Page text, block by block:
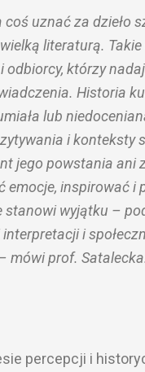
uznać za dzieło
literaturą.
odbiorcy, którzy
Historia
lub
i konteksty
jego powstania ani
emocje, inspirować i
wyjątku –
i
mówi prof.
percepcji i